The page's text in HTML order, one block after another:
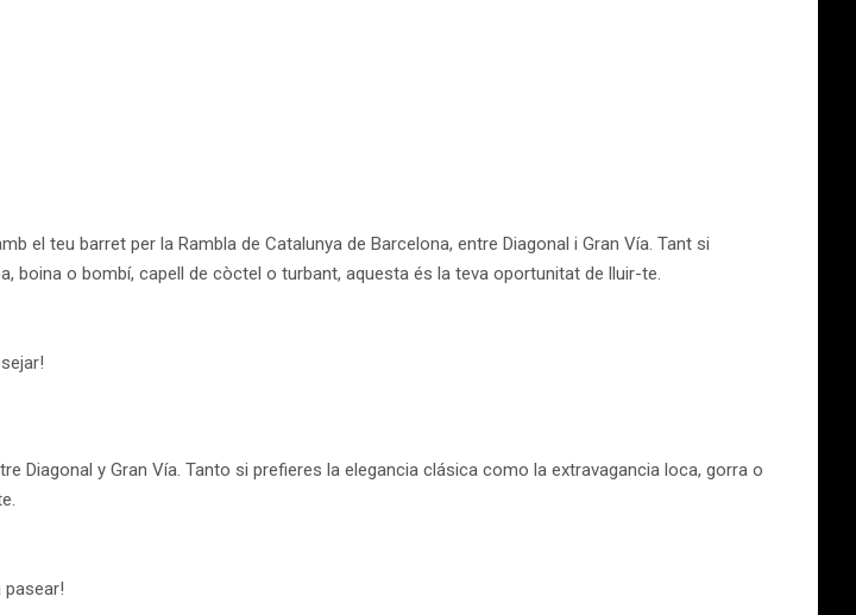
el teu barret per la Rambla de Catalunya de Barcelona, entre Diagonal i Gran Vía. Tant si
boina o bombí, capell de còctel o turbant, aquesta és la teva oportunitat de lluir-te.
Diagonal y Gran Vía. Tanto si prefieres la elegancia clásica como la extravagancia loca, gorra o